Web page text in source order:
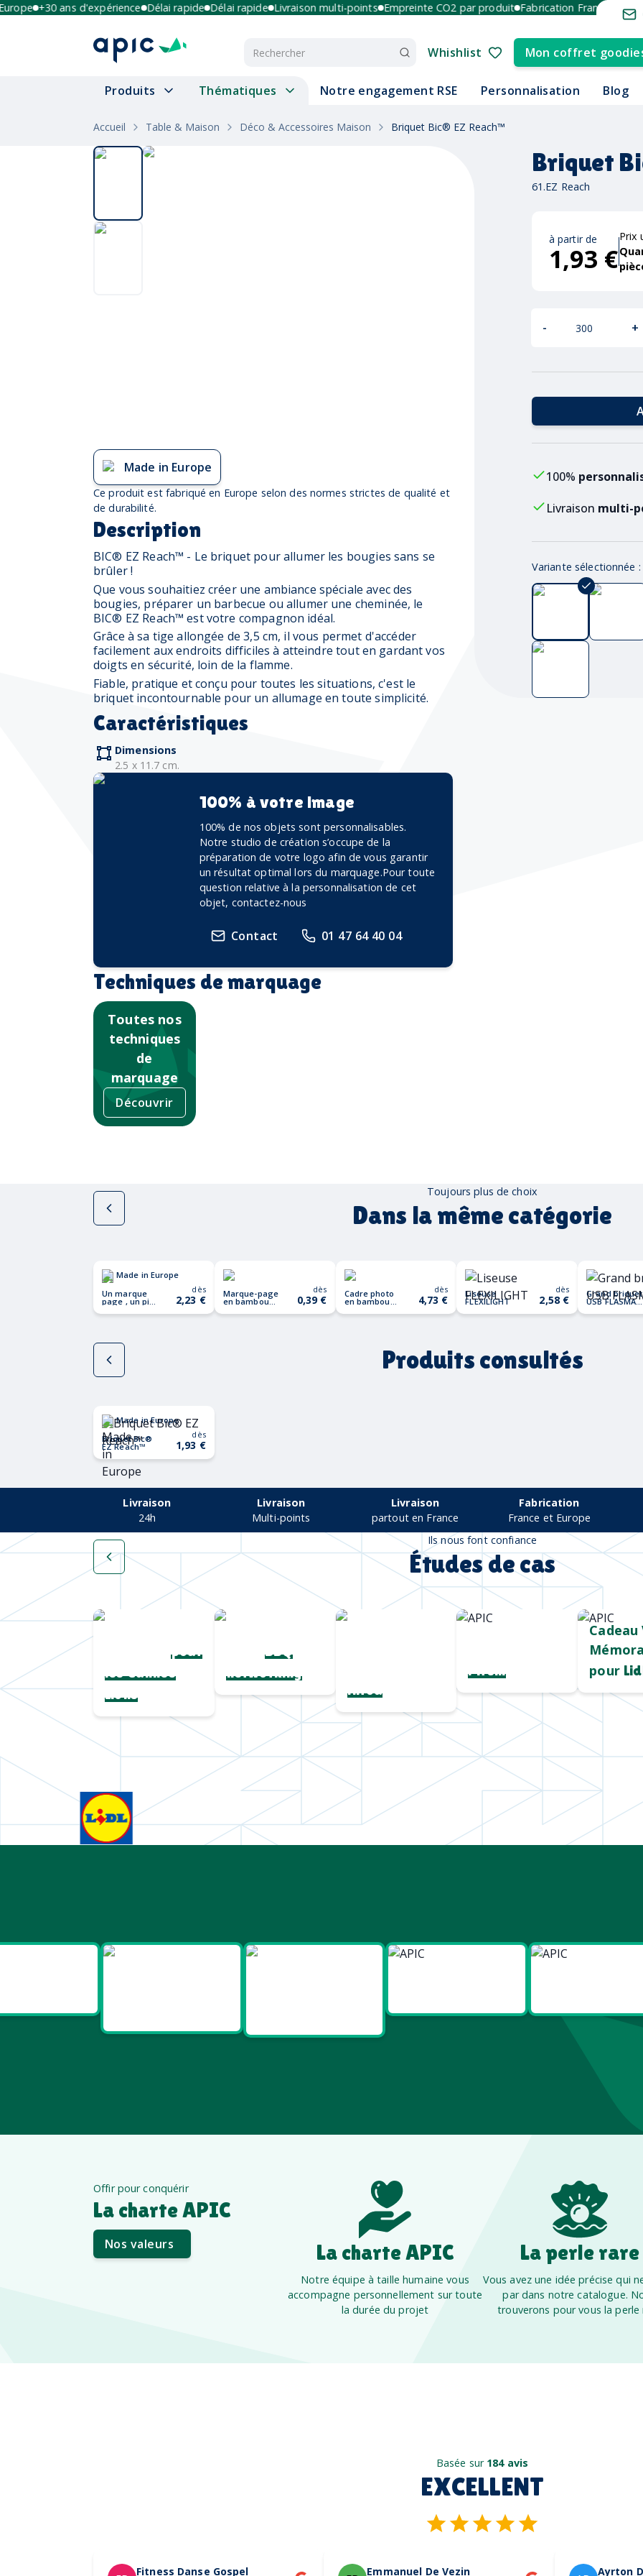
+30 ans d'expérience Délai rapide Délai rapide Livraison multi-points Empreinte CO2 par produit Fabrication France et Europe
Whishlist Mon coffret
Produits Thématiques Notre engagement RSE Personnalisation Blog
Accueil Table & Maison Déco & Accessoires Maison Briquet Bic® EZ Reach™
Made in Europe
Ce produit est fabriqué en Europe selon des normes strictes de qualité et
de durabilité.
Description
BIC® EZ Reach™ - Le briquet pour allumer les bougies sans se
brûler !
Que vous souhaitiez créer une ambiance spéciale avec des
bougies, préparer un barbecue ou allumer une cheminée, le
BIC® EZ Reach™ est votre compagnon idéal.
Grâce à sa tige allongée de 3,5 cm, il vous permet d'accéder
facilement aux endroits difficiles à atteindre tout en gardant vos
doigts en sécurité, loin de la flamme.
Fiable, pratique et conçu pour toutes les situations, c'est le
briquet incontournable pour un allumage en toute simplicité.
Caractéristiques
Dimensions
2.5 x 11.7 cm.
100% à votre image
100% de nos objets sont personnalisables.
Notre studio de création s’occupe de la
préparation de votre logo afin de vous garantir
un résultat optimal lors du marquage.Pour toute
question relative à la personnalisation de cet
objet, contactez-nous
Contact 01 47 64 40 04
Techniques de marquage
Toutes nos
techniques
de
marquage
Découvrir
Briquet
61.EZ Reach
à partir de
1,93 €
Prix
- +
100%
Livraison multi-
Variante sélectionnée :
Toujours plus de choix
Dans la même catégorie
Made in Europe
Un marque
page , un pin
dès
2,23 € Marque-page
en bambou
dès
0,39 € Cadre photo
en bambou
dès
4,73 € Liseuse
FLEXILIGHT
dès
2,58 € Grand briquet
USB FLASMA
Produits consultés
Made in Europe
Briquet Bic®
EZ Reach™
dès
1,93 €
Livraison
24h
Livraison
Multi-points
Livraison
partout en France
Fabrication
France et Europe
Ils nous font confiance
Études de cas
pour
les Cannes
Lions
BBQ
networking
Hiroa
Pirelli
Cadeau
pour
Offir pour conquérir
La charte APIC
Nos valeurs La charte APIC
Notre équipe à taille humaine vous
accompagne personnellement sur toute
la durée du projet
La perle rare
Vous avez une idée précise qui
par dans notre catalogue.
trouverons pour vous la perle
Basée sur 184 avis
EXCELLENT
Fitness Danse Gospel Emmanuel De Vezin Ayrton